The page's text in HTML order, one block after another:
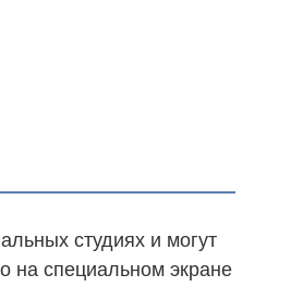
студиях и могут
на специальном экране